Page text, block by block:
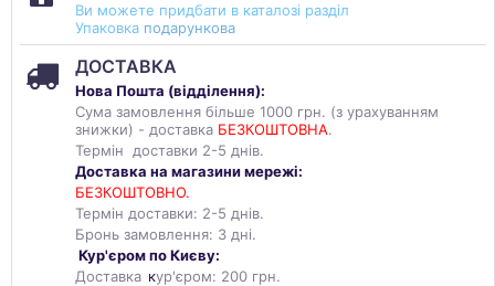
Ви можете придбати в каталозі разділ
Упаковка подарункова
ДОСТАВКА
Нова Пошта (відділення):
Сума замовлення більше 1000 грн. (з урахуванням
знижки) - доставка БЕЗКОШТОВНА.
Термін доставки 2-5 днів.
Доставка на магазини мережі:
БЕЗКОШТОВНО.
Термін доставки: 2-5 днів.
Бронь замовлення: 3 дні.
Кур'єром по Києву:
Доставка кур'єром: 200 грн.